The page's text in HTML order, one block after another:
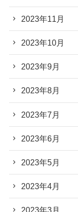
2023年11月
2023年10月
2023年9月
2023年8月
2023年7月
2023年6月
2023年5月
2023年4月